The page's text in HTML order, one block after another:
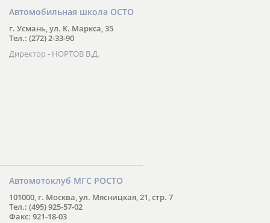
Автомобильная школа ОСТО
г. Усмань, ул. К. Маркса, 35
Тел.: (272) 2-33-90
Директор - НОРТОВ В.Д.
Автомотоклуб МГС РОСТО
101000, г. Москва, ул. Мясницкая, 21, стр. 7
Тел.: (495) 925-57-02
Факс: 921-18-03